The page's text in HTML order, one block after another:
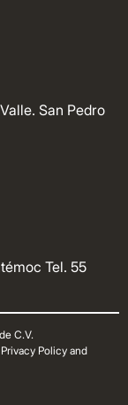
San Pedro
Tel. 55
C.V.
Policy and